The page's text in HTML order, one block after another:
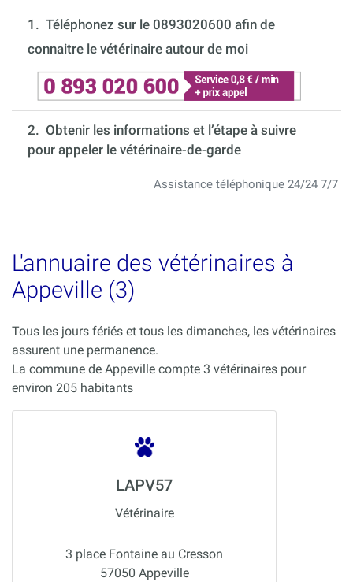
1. Téléphonez sur le 0893020600 afin de
connaitre le vétérinaire autour de moi
2. Obtenir les informations et l’étape à suivre
pour appeler le vétérinaire-de-garde
Assistance téléphonique 24/24 7/7
L'annuaire des vétérinaires à
Appeville (3)
Tous les jours fériés et tous les dimanches, les vétérinaires
assurent une permanence.
La commune de Appeville compte 3 vétérinaires pour
environ 205 habitants
LAPV57
Vétérinaire
3 place Fontaine au Cresson
57050 Appeville